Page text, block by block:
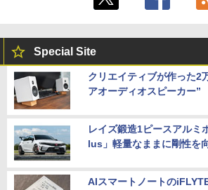
Special Site
クリエイティブが作った2
アオーディオスピーカー”
レイズ鍛造1ピースアルミ
lus」軽量なままに剛性を
AIスマートノートの